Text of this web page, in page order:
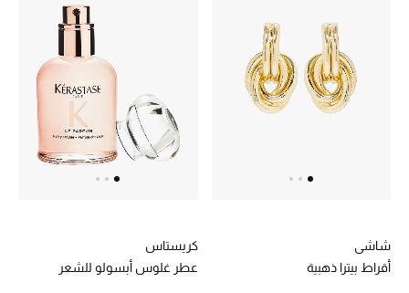
جميع الإكسسورات النسائية
شاشي
أقراط بيترا ذهبية
كريستاس
عطر غلوس أبسولو للشعر